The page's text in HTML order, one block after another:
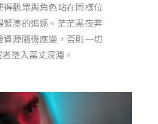
觀眾與角色站在同樣位
緊湊的追逐。茫茫黑夜奔
資源隨機應變，否則一切
墜入萬丈深淵。